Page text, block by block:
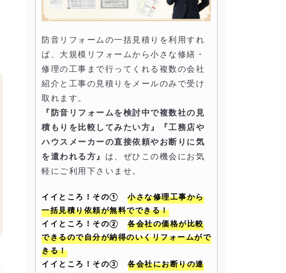
防音リフォームの一括見積りを利用すれ
ば、大規模リフォームから小さな修繕・
修理の工事まで行ってくれる複数の会社
紹介と工事の見積りをメールのみで受け
取れます。
『防音リフォームを検討中で複数社の見
積もりを比較してみたい方』『工務店や
ハウスメーカーの直接依頼やお断りに気
を遣われる方』
は、ぜひこの機会にお気
軽にご利用下さいませ。
イイところ！その①
小さな修理工事から
一括見積り依頼が無料でできる！
イイところ！その②
各会社の価格が比較
できるので自分が納得のいくリフォームがで
きる！
イイところ！その③
各会社にお断りの連